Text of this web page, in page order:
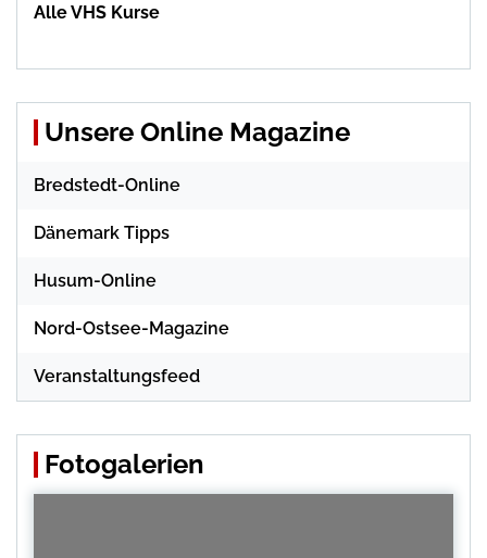
Alle VHS Kurse
Unsere Online Magazine
Bredstedt-Online
Dänemark Tipps
Husum-Online
Nord-Ostsee-Magazine
Veranstaltungsfeed
Fotogalerien